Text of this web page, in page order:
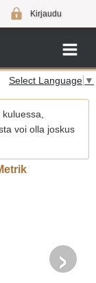
Kirjaudu
Select Language ▼
voi olla joskus
›